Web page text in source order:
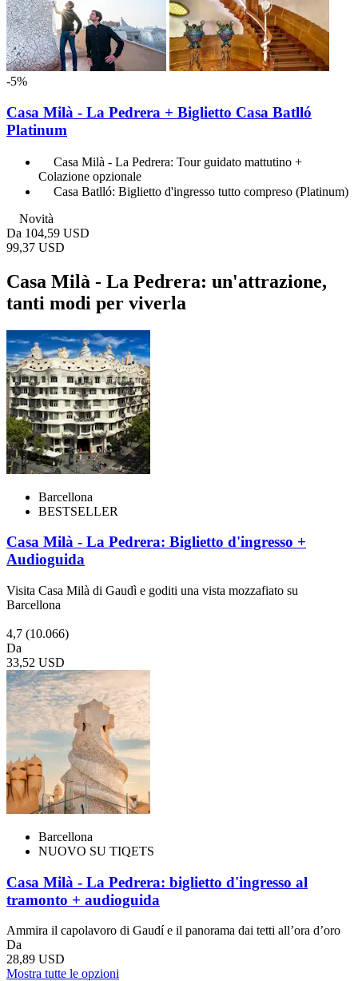
-5%
Casa Milà - La Pedrera + Biglietto Casa Batlló
Platinum
Casa Milà - La Pedrera: Tour guidato mattutino +
Colazione opzionale
Casa Batlló: Biglietto d'ingresso tutto compreso (Platinum)
Novità
Da 104,59 USD
99,37 USD
Casa Milà - La Pedrera: un'attrazione,
tanti modi per viverla
Barcellona
BESTSELLER
Casa Milà - La Pedrera: Biglietto d'ingresso +
Audioguida
Visita Casa Milà di Gaudì e goditi una vista mozzafiato su
Barcellona
4,7 (10.066)
Da
33,52 USD
Barcellona
NUOVO SU TIQETS
Casa Milà - La Pedrera: biglietto d'ingresso al
tramonto + audioguida
Ammira il capolavoro di Gaudí e il panorama dai tetti all’ora d’oro
Da
28,89 USD
Mostra tutte le opzioni